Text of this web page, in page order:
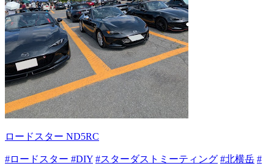
ロードスター ND5RC
#ロードスター #DIY #スターダストミーティング #北横岳 #